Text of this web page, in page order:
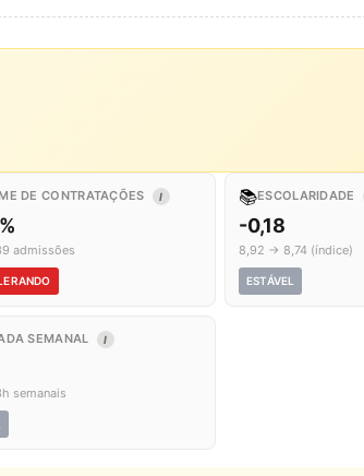
DE CONTRATAÇÕES I
admissões
📚ESCOLARIDADE
-0,18
8,92 → 8,74 (índice)
ESTÁVEL
SEMANAL I
semanais